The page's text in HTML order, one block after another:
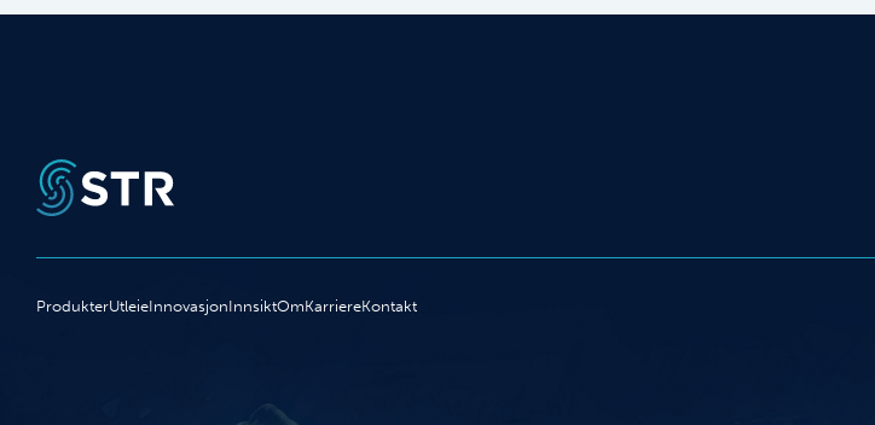
ProdukterUtleieInnovasjonInnsiktOmKarriereKontakt